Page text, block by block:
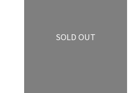
SOLD OUT